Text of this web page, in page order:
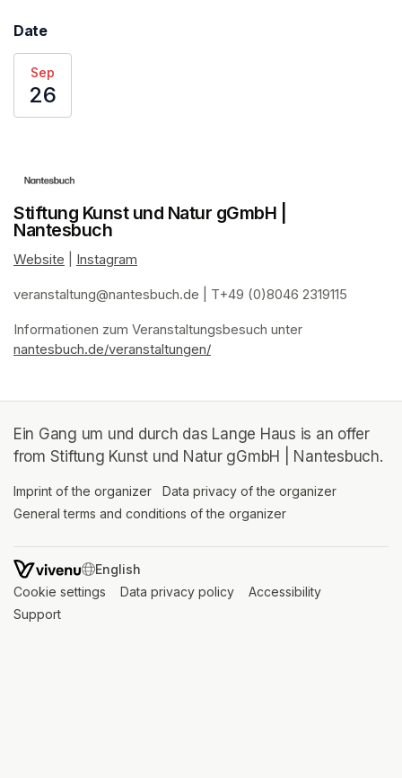
Date
Sep
26
Stiftung Kunst und Natur gGmbH |
Nantesbuch
Website (opens in a new tab)
Instagram
veranstaltung@nantesbuch.de (opens in a new tab)
| T+49 (0)8046 2319115
Informationen zum Veranstaltungsbesuch (opens in a new tab)
(opens in a new tab)
(opens in a new tab)
(opens in a new tab)
nantesbuch.de/veranstaltungen/
Ein Gang um und durch das Lange Haus is an offer
from Stiftung Kunst und Natur gGmbH | Nantesbuch.
Imprint of the organizer (opens in a new tab)
Data privacy of the organizer
General terms and conditions of the organizer
SWITCH LANGUAGE
Cookie settings (opens in a new tab)
Data privacy policy (opens in a new tab)
Accessibility
Support